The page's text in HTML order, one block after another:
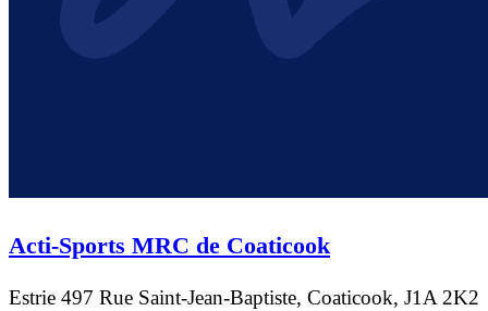
Acti-Sports MRC de Coaticook
Estrie 497 Rue Saint-Jean-Baptiste, Coaticook, J1A 2K2